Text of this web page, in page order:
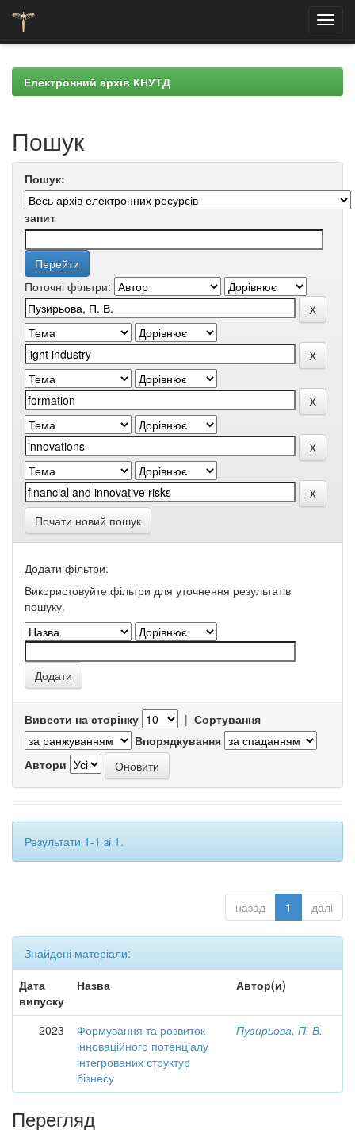
navigationЕлектронний архів КНУТД
Пошук
Пошук:
запит
Поточні фільтри:
Почати новий пошук
Додати фільтри:
Використовуйте фільтри для уточнення результатів
пошуку.
Вивести на сторінку | Сортування
Впорядкування
Автори
Результати 1-1 зі 1.
назад 1 далі
Знайдені матеріали:
Дата
випуску
Назва Автор(и)
2023
Формування та розвиток
інноваційного потенціалу
інтегрованих структур
бізнесу
Пузирьова, П. В.
Перегляд